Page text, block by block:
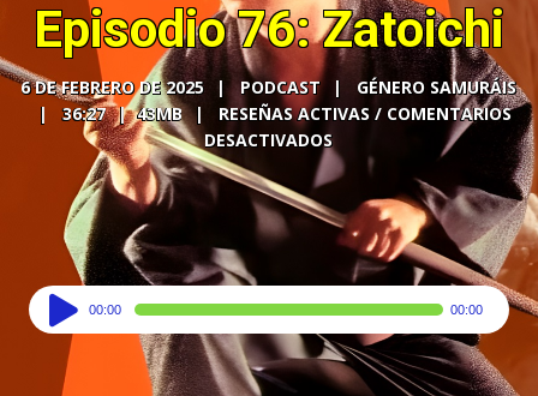
Episodio 76: Zatoichi
6 DE FEBRERO DE 2025 PODCAST
GÉNERO SAMURÁIS
36:27
43MB
COMENTARIOS
DESACTIVADOS
Audio
Player
00:00 00:00